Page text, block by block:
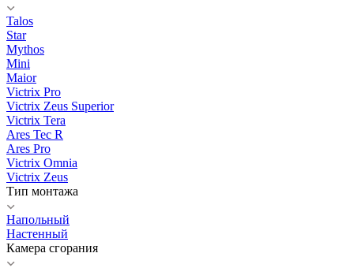
Talos
Star
Mythos
Mini
Maior
Victrix Pro
Victrix Zeus Superior
Victrix Tera
Ares Tec R
Ares Pro
Victrix Omnia
Victrix Zeus
Тип монтажа
Напольный
Настенный
Камера сгорания